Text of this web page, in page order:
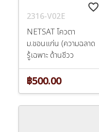
favorite_border
2316-V02E
NETSAT โควตา
ม.ขอนแก่น (ความฉลาด
รู้เฉพาะ ด้านชีวว
฿500.00